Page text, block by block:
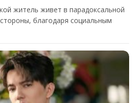
житель живет в парадоксальной
благодаря социальным